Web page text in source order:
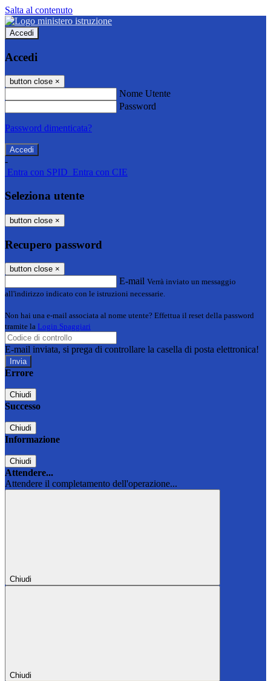
Salta al contenuto
Accedi
Accedi
button close ×
Nome Utente
Password
Password dimenticata?
-
Entra con SPID Entra con CIE
Seleziona utente
button close ×
Recupero password
button close ×
E-mail Verrà inviato un messaggio
all'indirizzo indicato con le istruzioni necessarie.
Non hai una e-mail associata al nome utente? Effettua il reset della password
tramite la Login Spaggiari
E-mail inviata, si prega di controllare la casella di posta elettronica!
Errore
Chiudi
Successo
Chiudi
Informazione
Chiudi
Attendere...
Attendere il completamento dell'operazione...
Chiudi
Chiudi